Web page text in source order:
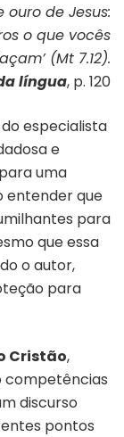
de Jesus:
o que vocês
(Mt 7.12).
língua, p. 120
especialista
e
uma
entender que
para
que essa
o autor,
para
Cristão,
competências
discurso
pontos